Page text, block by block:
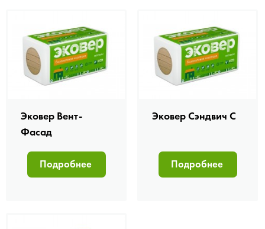
Эковер Вент-
Фасад
Подробнее
Эковер Сэндвич С
Подробнее